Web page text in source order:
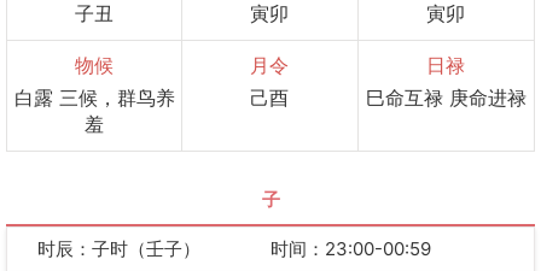
子丑
寅卯
寅卯
物候
白露 三候，群鸟养
羞
月令
己酉
日禄
巳命互禄 庚命进禄
子
时辰：子时（壬子）
时间：23:00-00:59